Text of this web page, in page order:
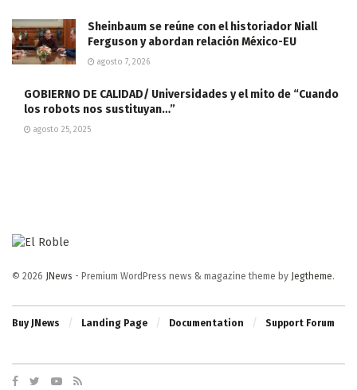
Sheinbaum se reúne con el historiador Niall
Ferguson y abordan relación México-EU
agosto 7, 2026
GOBIERNO DE CALIDAD/ Universidades y el mito de “Cuando
los robots nos sustituyan…”
agosto 25, 2025
© 2026 JNews - Premium WordPress news & magazine theme by Jegtheme.
Buy JNews Landing Page Documentation Support Forum